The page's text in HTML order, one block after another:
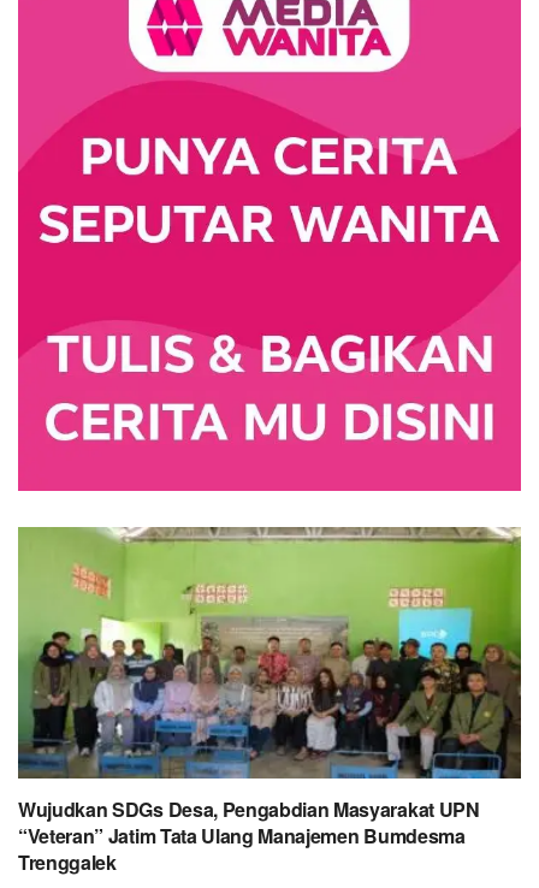
Wujudkan SDGs Desa, Pengabdian Masyarakat UPN
“Veteran” Jatim Tata Ulang Manajemen Bumdesma
Trenggalek